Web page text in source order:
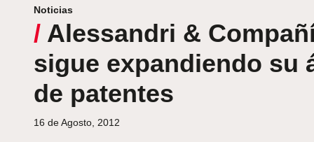
Noticias
/ Alessandri &
sigue expandiendo su
de patentes
16 de Agosto, 2012